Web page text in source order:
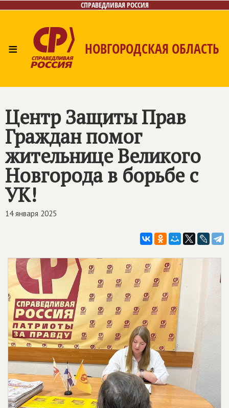
СПРАВЕДЛИВАЯ РОССИЯ
≡ НОВГОРОДСКАЯ ОБЛАСТЬ
Центр Защиты Прав
Граждан помог
жительнице Великого
Новгорода в борьбе с
УК!
14 января 2025